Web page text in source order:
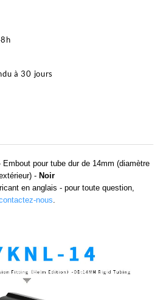
à 30 jours
pour tube dur de 14mm (diamètre
- Noir
en anglais - pour toute question,
nous.